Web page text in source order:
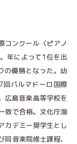
コンクール〈ピアノ
年によって1位を出
の優勝となった。幼
回パルマドーロ国際
広島音楽高等学校を
致で合格。文化庁海
カデミー奨学生とし
音楽院修士課程、